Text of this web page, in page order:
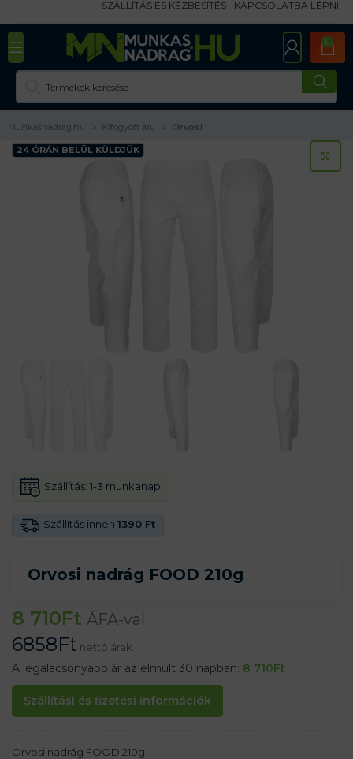
SZÁLLÍTÁS ÉS KÉZBESÍTÉS KAPCSOLATBA LÉPNI
0
Munkasnadrag.hu Kifogyott áru Orvosi
24 ÓRÁN BELÜL KÜLDJÜK
Orvosi nadrág FOOD 210g
Szállítás innen 1390 Ft
Szállítás: 1-3 munkanap
8 710Ft ÁFA-val
6858Ft nettó árak
A legalacsonyabb ár az elmúlt 30 napban: 8 710Ft
Szállítási és fizetési információk
Orvosi nadrág FOOD 210g